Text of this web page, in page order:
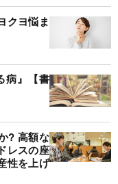
クヨ悩ま
病』【書
? 高額な
レスの座
性を上げ